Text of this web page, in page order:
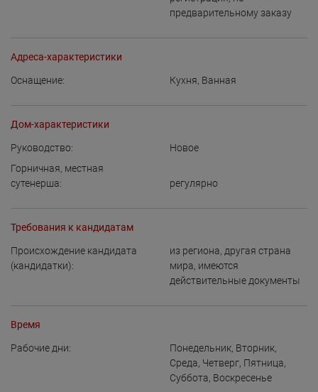
предварительному заказу
Адреса-характеристики
Оснащение: Кухня, Ванная
Дом-характеристики
Руководство:
Новое
Горничная, местная
сутенерша:
регулярно
Требования к кандидатам
Происхождение кандидата
(кандидатки):
из региона, другая страна
мира, имеются
действительные документы
Время
Рабочие дни: Понедельник, Вторник,
Среда, Четверг, Пятница,
Суббота, Воскресенье